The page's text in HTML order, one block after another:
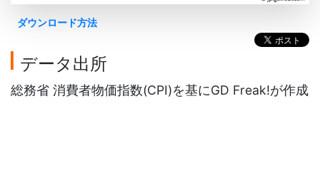
ダウンロード方法
データ出所
総務省 消費者物価指数(CPI)を基にGD Freak!が作成